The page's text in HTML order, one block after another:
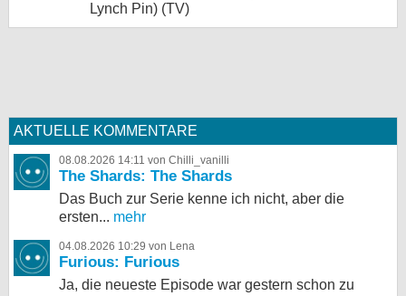
Lynch Pin) (TV)
AKTUELLE KOMMENTARE
08.08.2026 14:11 von Chilli_vanilli
The Shards: The Shards
Das Buch zur Serie kenne ich nicht, aber die
ersten... mehr
04.08.2026 10:29 von Lena
Furious: Furious
Ja, die neueste Episode war gestern schon zu